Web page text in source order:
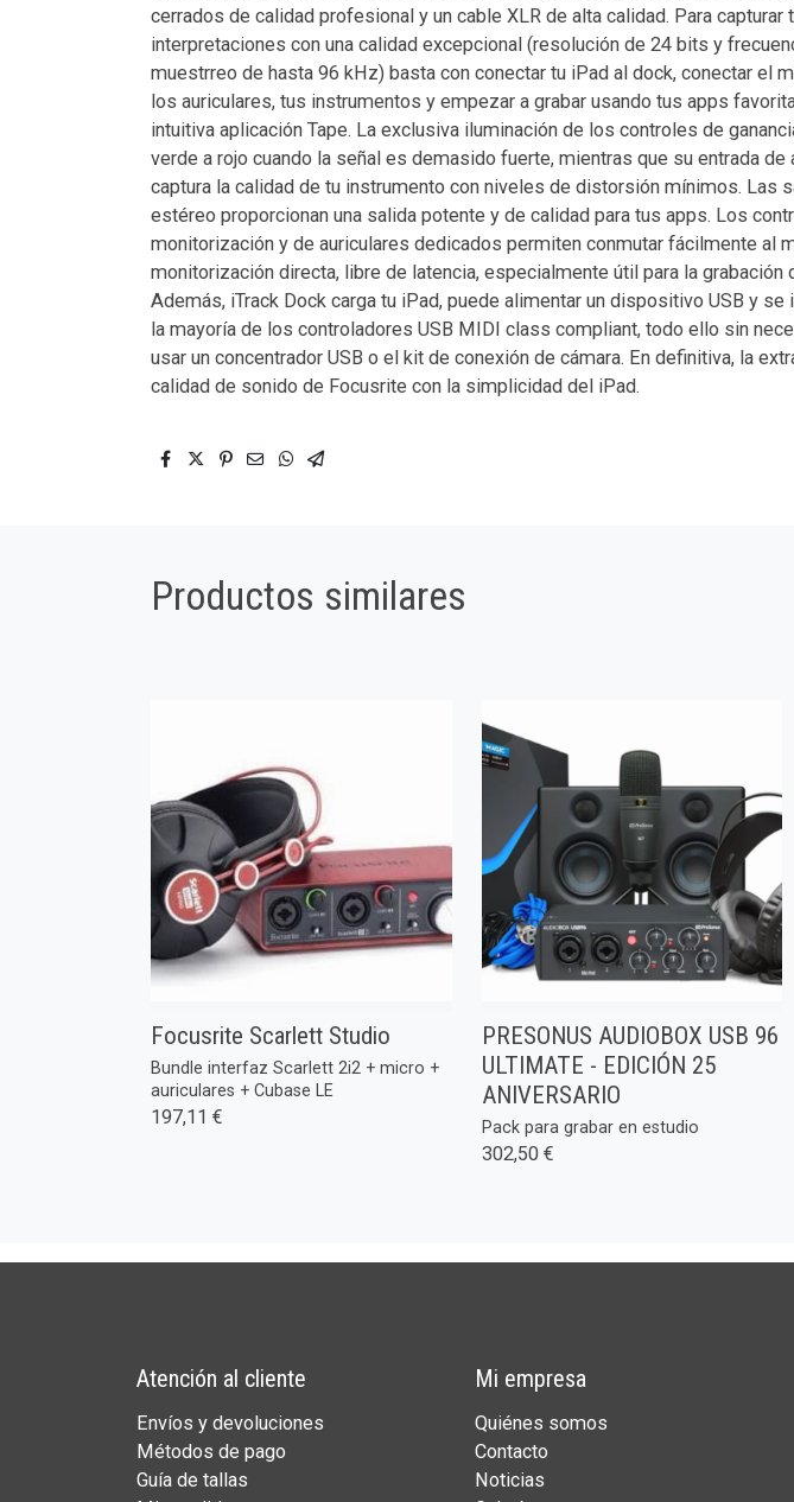
cerrados de calidad profesional y un cable XLR de alta calidad. Para capturar
interpretaciones con una calidad excepcional (resolución de 24 bits y
muestrreo de hasta 96 kHz) basta con conectar tu iPad al dock, conectar el
los auriculares, tus instrumentos y empezar a grabar usando tus apps
intuitiva aplicación Tape. La exclusiva iluminación de los controles de
verde a rojo cuando la señal es demasido fuerte, mientras que su entrada de
captura la calidad de tu instrumento con niveles de distorsión mínimos. Las
estéreo proporcionan una salida potente y de calidad para tus apps. Los
monitorización y de auriculares dedicados permiten conmutar fácilmente al
monitorización directa, libre de latencia, especialmente útil para la grabación
Además, iTrack Dock carga tu iPad, puede alimentar un dispositivo USB y se
la mayoría de los controladores USB MIDI class compliant, todo ello sin
usar un concentrador USB o el kit de conexión de cámara. En definitiva, la
calidad de sonido de Focusrite con la simplicidad del iPad.
Productos similares
Focusrite Scarlett Studio
Bundle interfaz Scarlett 2i2 + micro +
auriculares + Cubase LE
197,11 €
PRESONUS AUDIOBOX USB 96
ULTIMATE - EDICIÓN 25
ANIVERSARIO
Pack para grabar en estudio
302,50 €
Atención al cliente
Envíos y devoluciones
Métodos de pago
Guía de tallas
Mi empresa
Quiénes somos
Contacto
Noticias